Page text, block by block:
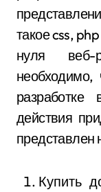
такое css,
нуля веб-
необходимо,
разработке
действия
представлен
Купить